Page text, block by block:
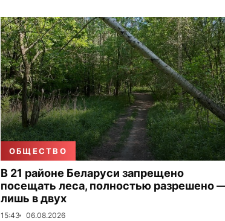
ОБЩЕСТВО
В 21 районе Беларуси запрещено
посещать леса, полностью разрешено
лишь в двух
15:43 06.08.2026